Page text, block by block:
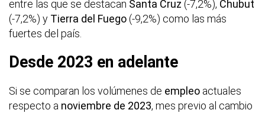
entre las que se destacan Santa Cruz (-7,2%), Chubut
(-7,2%) y Tierra del Fuego (-9,2%) como las más
fuertes del país.
Desde 2023 en adelante
Si se comparan los volúmenes de empleo actuales
respecto a noviembre de 2023, mes previo al cambio